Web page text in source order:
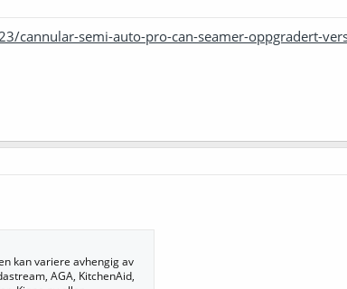
cannular-semi-auto-pro-can-seamer-oppgradert-
kan variere avhengig av
AGA, KitchenAid,